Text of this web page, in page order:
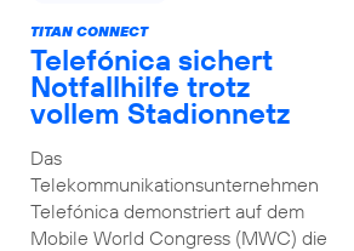
TITAN CONNECT
Telefónica sichert
Notfallhilfe trotz
vollem Stadionnetz
Das
Telekommunikationsunternehmen
Telefónica demonstriert auf dem
Mobile World Congress (MWC) die